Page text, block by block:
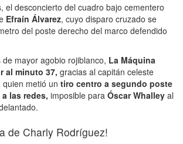
el desconcierto del cuadro bajo cementero
Efraín Álvarez, cuyo disparo cruzado se
del poste derecho del marco defendido
mayor agobio rojiblanco, La Máquina
al minuto 37, gracias al capitán celeste
quien metió un tiro centro a segundo poste
las redes, imposible para Óscar Whalley al
de Charly Rodríguez!